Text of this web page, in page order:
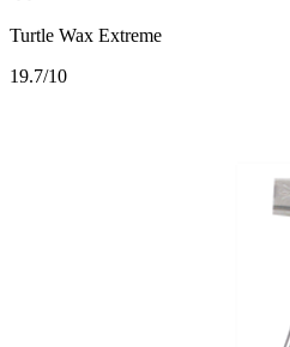
Turtle Wax Extreme
19.7/10